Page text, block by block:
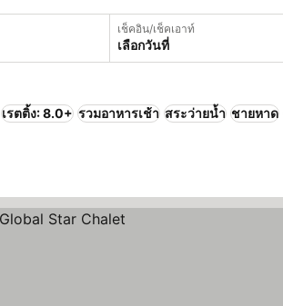
เช็คอิน/เช็คเอาท์
เลือกวันที่
เรตติ้ง: 8.0+ รวมอาหารเช้า สระว่ายน้ำ ชายหาด